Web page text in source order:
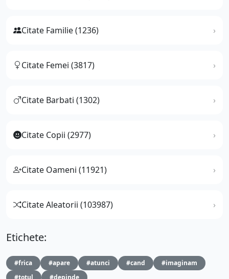
Citate Familie (1236)
Citate Femei (3817)
Citate Barbati (1302)
Citate Copii (2977)
Citate Oameni (11921)
Citate Aleatorii (103987)
Etichete:
#frica #apare #atunci #cand
#imaginam
#totul
#depinde